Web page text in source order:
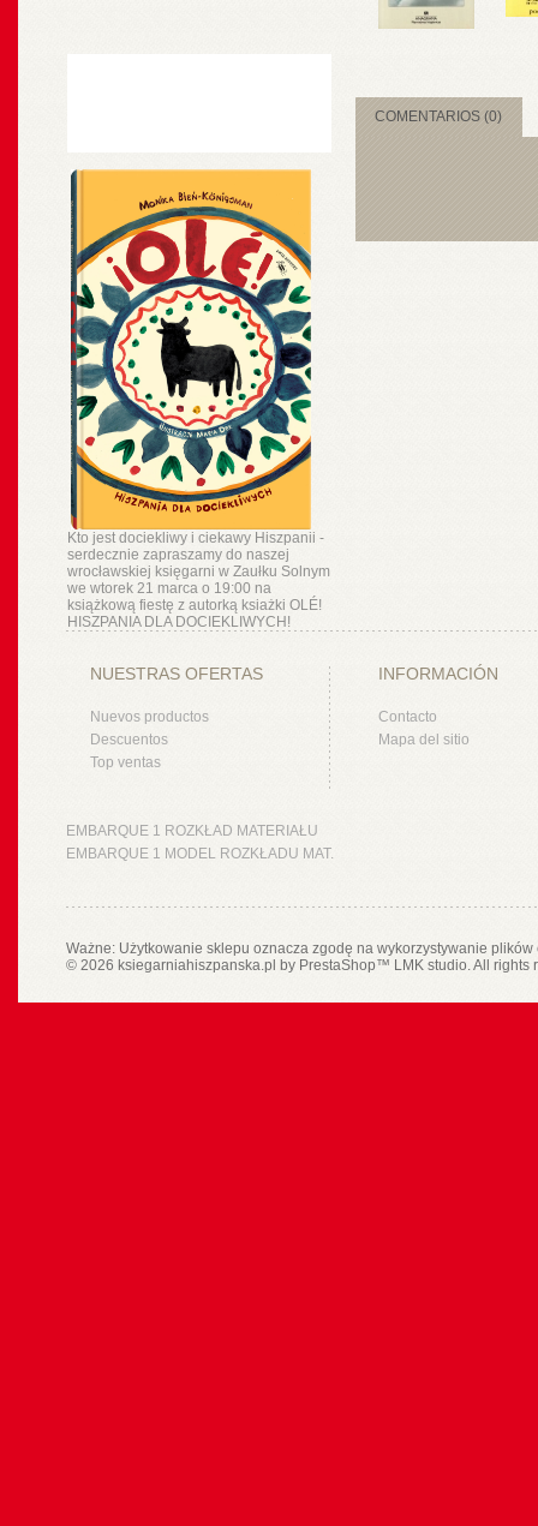
Kto jest dociekliwy i ciekawy Hiszpanii -
serdecznie zapraszamy do naszej
wrocławskiej księgarni w Zaułku Solnym
we wtorek 21 marca o 19:00 na
książkową fiestę z autorką ksiażki OLÉ!
HISZPANIA DLA DOCIEKLIWYCH!
COMENTARIOS (0)
NUESTRAS OFERTAS
Nuevos productos
Descuentos
Top ventas
INFORMACIÓN
Contacto
Mapa del sitio
EMBARQUE 1 ROZKŁAD MATERIAŁU
EMBARQUE 1 MODEL ROZKŁADU MAT.
Ważne: Użytkowanie sklepu oznacza zgodę na wykorzystywanie
© 2026 ksiegarniahiszpanska.pl by PrestaShop™ LMK studio. All rights